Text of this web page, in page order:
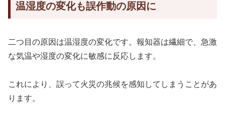
温湿度の変化も誤作動の原因に
二つ目の原因は温湿度の変化です。報知器は繊細で、急激
な気温や湿度の変化に敏感に反応します。
これにより、誤って火災の兆候を感知してしまうことがあ
ります。